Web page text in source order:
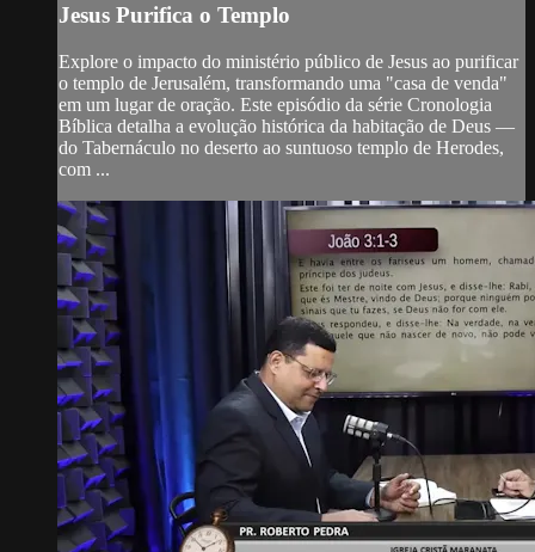
Jesus Purifica o Templo
Explore o impacto do ministério público de Jesus ao purificar
o templo de Jerusalém, transformando uma "casa de venda"
em um lugar de oração. Este episódio da série Cronologia
Bíblica detalha a evolução histórica da habitação de Deus —
do Tabernáculo no deserto ao suntuoso templo de Herodes,
com ...